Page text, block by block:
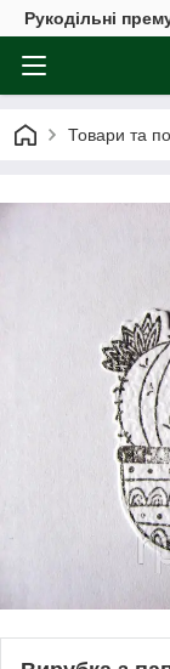
Рукодільні
Товари та